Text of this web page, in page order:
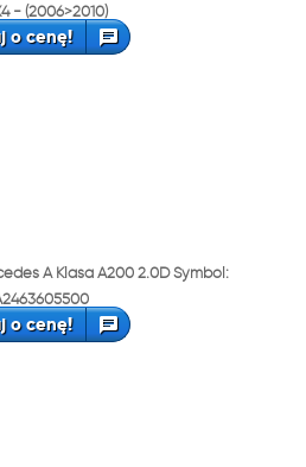
- (2006>2010)
o cenę!
A Klasa A200 2.0D Symbol:
o cenę!